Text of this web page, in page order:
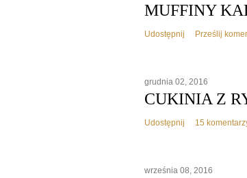
MUFFINY
Udostępnij Prześlij
grudnia 02, 2016
CUKINIA Z
Udostępnij 15
września 08, 2016